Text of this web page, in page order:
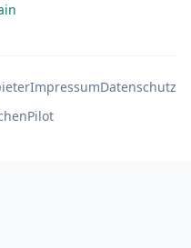
ImpressumDatenschutz